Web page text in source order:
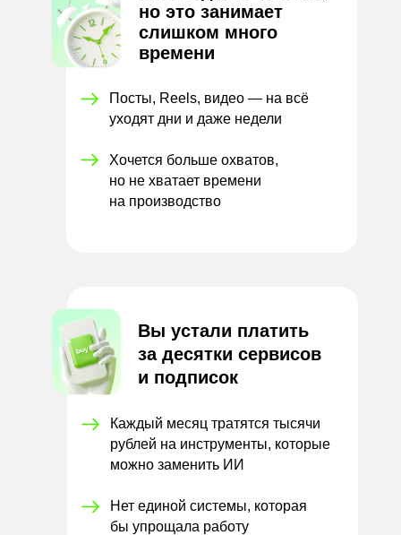
но это занимает
слишком много
времени
Посты, Reels, видео — на всё
уходят дни и даже недели
Хочется больше охватов,
но не хватает времени
на производство
Вы устали платить
за десятки сервисов
и подписок
Каждый месяц тратятся тысячи
рублей на инструменты, которые
можно заменить ИИ
Нет единой системы, которая
бы упрощала работу